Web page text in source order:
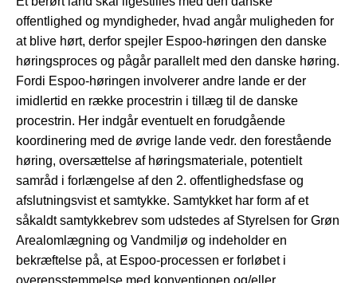
offentlighed og myndigheder, hvad angår muligheden for
at blive hørt, derfor spejler Espoo-høringen den danske
høringsproces og pågår parallelt med den danske høring.
Fordi Espoo-høringen involverer andre lande er der
imidlertid en række procestrin i tillæg til de danske
procestrin. Her indgår eventuelt en forudgående
koordinering med de øvrige lande vedr. den forestående
høring, oversættelse af høringsmateriale, potentielt
samråd i forlængelse af den 2. offentlighedsfase og
afslutningsvist et samtykke. Samtykket har form af et
såkaldt samtykkebrev som udstedes af Styrelsen for Grøn
Arealomlægning og Vandmiljø og indeholder en
bekræftelse på, at Espoo-processen er forløbet i
overensstemmelse med konventionen og/eller